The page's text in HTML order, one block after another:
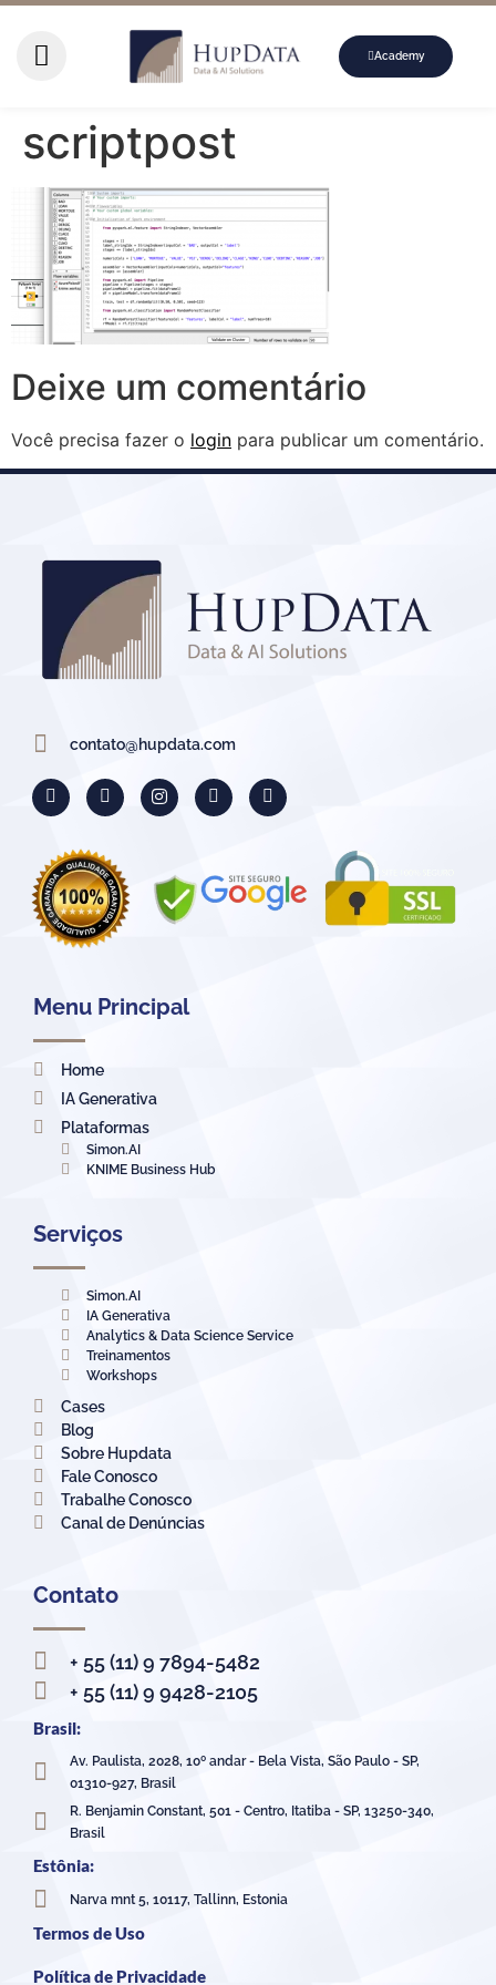
Academy
scriptpost
Deixe um comentário
Você precisa fazer o login para publicar um comentário.
contato@hupdata.com
Menu Principal
Home
IA Generativa
Plataformas
Simon.AI
KNIME Business Hub
Serviços
Simon.AI
IA Generativa
Analytics & Data Science Service
Treinamentos
Workshops
Cases
Blog
Sobre Hupdata
Fale Conosco
Trabalhe Conosco
Canal de Denúncias
Contato
+ 55 (11) 9 7894-5482
+ 55 (11) 9 9428-2105
Brasil:
Av. Paulista, 2028, 10º andar - Bela Vista, São Paulo - SP,
01310-927, Brasil
R. Benjamin Constant, 501 - Centro, Itatiba - SP, 13250-340,
Brasil
Estônia:
Narva mnt 5, 10117, Tallinn, Estonia
Termos de Uso
Política de Privacidade